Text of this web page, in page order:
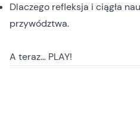
Dlaczego refleksja i ciągła
przywództwa.
A teraz… PLAY!